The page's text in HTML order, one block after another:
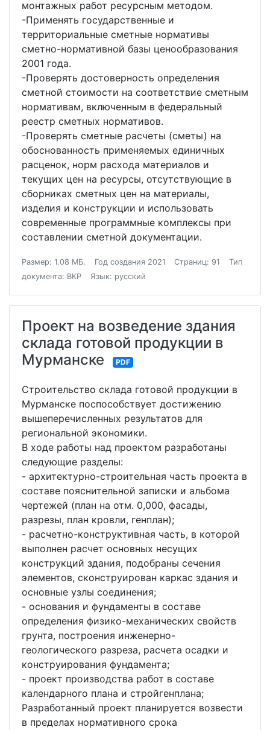
монтажных работ ресурсным методом.
-Применять государственные и
территориальные сметные нормативы
сметно-нормативной базы ценообразования
2001 года.
-Проверять достоверность определения
сметной стоимости на соответствие сметным
нормативам, включенным в федеральный
реестр сметных нормативов.
-Проверять сметные расчеты (сметы) на
обоснованность применяемых единичных
расценок, норм расхода материалов и
текущих цен на ресурсы, отсутствующие в
сборниках сметных цен на материалы,
изделия и конструкции и использовать
современные программные комплексы при
составлении сметной документации.
Размер: 1.08 МБ. Год создания 2021 Страниц: 91
Тип
документа: ВКР
Язык: русский
Проект на возведение здания
склада готовой продукции в
Мурманске
PDF
Строительство склада готовой продукции в
Мурманске поспособствует достижению
вышеперечисленных результатов для
региональной экономики.
В ходе работы над проектом разработаны
следующие разделы:
- архитектурно-строительная часть проекта в
составе пояснительной записки и альбома
чертежей (план на отм. 0,000, фасады,
разрезы, план кровли, генплан);
- расчетно-конструктивная часть, в которой
выполнен расчет основных несущих
конструкций здания, подобраны сечения
элементов, сконструирован каркас здания и
основные узлы соединения;
- основания и фундаменты в составе
определения физико-механических свойств
грунта, построения инженерно-
геологического разреза, расчета осадки и
конструирования фундамента;
- проект производства работ в составе
календарного плана и стройгенплана;
Разработанный проект планируется возвести
в пределах нормативного срока